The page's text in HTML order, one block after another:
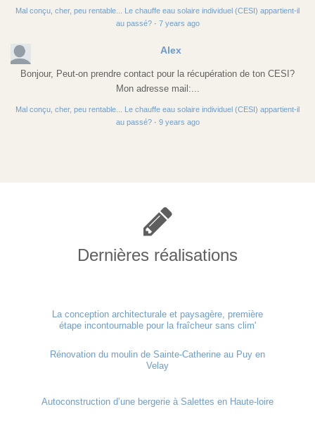
Mal conçu, cher, peu rentable... Le chauffe eau solaire individuel (CESI) appartient-il
au passé?· 7 years ago
Alex
Bonjour, Peut-on prendre contact pour la récupération de ton CESI?
Mon adresse mail:...
Mal conçu, cher, peu rentable... Le chauffe eau solaire individuel (CESI) appartient-il
au passé?· 9 years ago
Dernières réalisations
La conception architecturale et paysagère, première
étape incontournable pour la fraîcheur sans clim'
Rénovation du moulin de Sainte-Catherine au Puy en
Velay
Autoconstruction d’une bergerie à Salettes en Haute-loire